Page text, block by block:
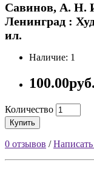
Савинов, А. Н.
Ленинград :
ил.
Наличие: 1
100.00руб.
Количество
Купить
0 отзывов /